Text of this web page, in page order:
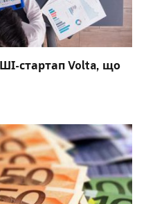
ШІ-стартап Volta, що